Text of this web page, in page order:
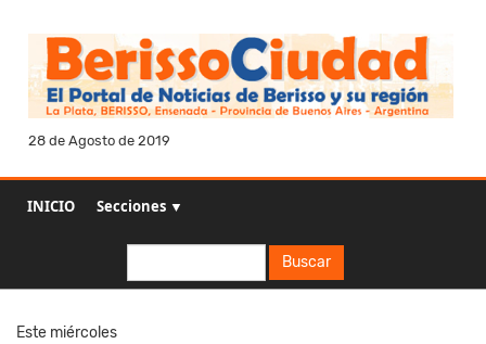
28 de Agosto de 2019
INICIO Secciones ▼
Buscar
Este miércoles